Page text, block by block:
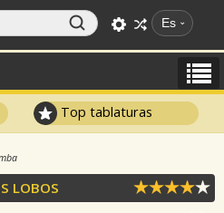
Es
Top tablaturas
LOBOS